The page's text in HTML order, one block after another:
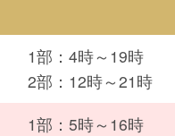
1部：4時～19時
2部：12時～21時
1部：5時～16時